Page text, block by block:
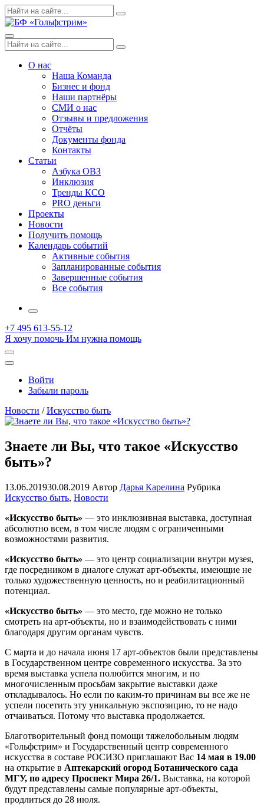
Skip
to
Поиск
по:
Search
Menu
Поиск
по:
Search
О нас
Наша Команда
Бизнес и фонд
Наши партнёры
СМИ о нас
Отзывы и предложения
Отчёты
Документы фонда
Контакты
Статьи
Азбука ОВЗ
Инклюзия
Тренды КСО
PRO деньги
Проекты
Новости
Получить помощь
Календарь событий
Активные события
Запланированные события
Завершенные события
Все события
More
+7 495 613-55-12
Я хочу помочь Им нужна помощь
Открыть
поиск
Профиль
Войти
Забыли пароль
Новости /Искусство быть
Знаете ли Вы, что такое «Искусство
быть»?
13.06.201930.08.2019 Автор Дарья Карелина Рубрика
Искусство быть, Новости
«Искусство быть» — это инклюзивная выставка, доступная
абсолютно всем, в том числе людям с ограниченными
возможностями развития.
«Искусство быть» — это центр социализации внутри музея,
где посредником в диалоге служат арт-объекты, имеющие не
только художественную ценность, но и реабилитационный
потенциал.
«Искусство быть» — это место, где можно не только
смотреть на арт-объекты, но и взаимодействовать с ними
благодаря другим органам чувств.
С марта и до начала июня 17 арт-объектов были представлены
в Государственном центре современного искусства. За это
время выставка успела полюбится многим, и по
многочисленным просьбам закрытие выставки даже
откладывалось. Но если по каким-то причинам вы все же не
успели посетить эту уникальную экспозицию, то не надо
отчаиваться. Потому что выставка продолжается.
Благотворительный фонд помощи тяжелобольным людям
«Гольфстрим» и Государственный центр современного
искусства в составе РОСИЗО приглашают Вас 14 мая в 19.00
на открытие в Аптекарский огород Ботанического сада
МГУ, по адресу Проспект Мира 26/1. Выставка, на которой
будут представлены самые популярные арт-объекты,
продлиться до 28 июля.